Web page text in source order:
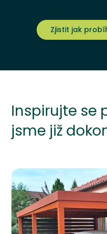
Zjistit jak
Inspirujte se
jsme již